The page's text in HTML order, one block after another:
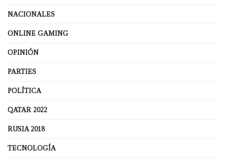
NACIONALES
ONLINE GAMING
OPINIÓN
PARTIES
POLÍTICA
QATAR 2022
RUSIA 2018
TECNOLOGÍA